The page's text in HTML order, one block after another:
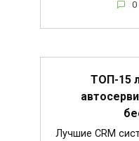
0
ТОП-15
Лучшие CRM